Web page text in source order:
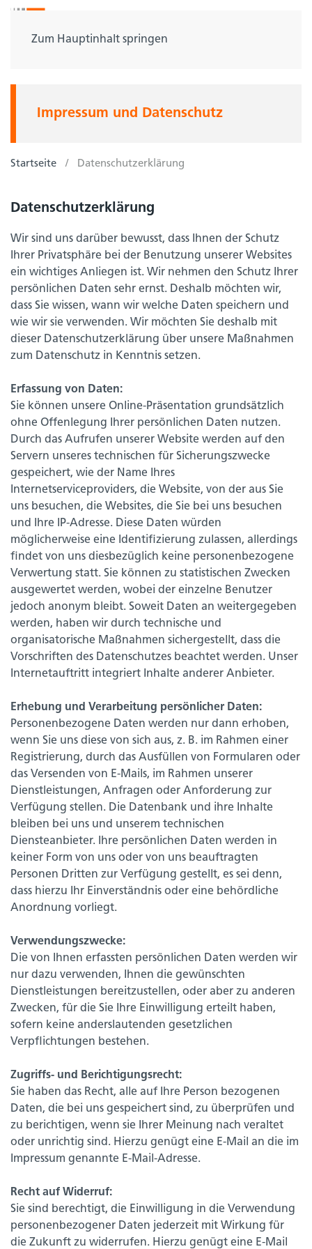
Zum Hauptinhalt springen
Impressum und Datenschutz
Startseite Datenschutzerklärung
Datenschutzerklärung
Wir sind uns darüber bewusst, dass Ihnen der Schutz
Ihrer Privatsphäre bei der Benutzung unserer Websites
ein wichtiges Anliegen ist. Wir nehmen den Schutz Ihrer
persönlichen Daten sehr ernst. Deshalb möchten wir,
dass Sie wissen, wann wir welche Daten speichern und
wie wir sie verwenden. Wir möchten Sie deshalb mit
dieser Datenschutzerklärung über unsere Maßnahmen
zum Datenschutz in Kenntnis setzen.
Erfassung von Daten:
Sie können unsere Online-Präsentation grundsätzlich
ohne Offenlegung Ihrer persönlichen Daten nutzen.
Durch das Aufrufen unserer Website werden auf den
Servern unseres technischen für Sicherungszwecke
gespeichert, wie der Name Ihres
Internetserviceproviders, die Website, von der aus Sie
uns besuchen, die Websites, die Sie bei uns besuchen
und Ihre IP-Adresse. Diese Daten würden
möglicherweise eine Identifizierung zulassen, allerdings
findet von uns diesbezüglich keine personenbezogene
Verwertung statt. Sie können zu statistischen Zwecken
ausgewertet werden, wobei der einzelne Benutzer
jedoch anonym bleibt. Soweit Daten an weitergegeben
werden, haben wir durch technische und
organisatorische Maßnahmen sichergestellt, dass die
Vorschriften des Datenschutzes beachtet werden. Unser
Internetauftritt integriert Inhalte anderer Anbieter.
Erhebung und Verarbeitung persönlicher Daten:
Personenbezogene Daten werden nur dann erhoben,
wenn Sie uns diese von sich aus, z. B. im Rahmen einer
Registrierung, durch das Ausfüllen von Formularen oder
das Versenden von E-Mails, im Rahmen unserer
Dienstleistungen, Anfragen oder Anforderung zur
Verfügung stellen. Die Datenbank und ihre Inhalte
bleiben bei uns und unserem technischen
Diensteanbieter. Ihre persönlichen Daten werden in
keiner Form von uns oder von uns beauftragten
Personen Dritten zur Verfügung gestellt, es sei denn,
dass hierzu Ihr Einverständnis oder eine behördliche
Anordnung vorliegt.
Verwendungszwecke:
Die von Ihnen erfassten persönlichen Daten werden wir
nur dazu verwenden, Ihnen die gewünschten
Dienstleistungen bereitzustellen, oder aber zu anderen
Zwecken, für die Sie Ihre Einwilligung erteilt haben,
sofern keine anderslautenden gesetzlichen
Verpflichtungen bestehen.
Zugriffs- und Berichtigungsrecht:
Sie haben das Recht, alle auf Ihre Person bezogenen
Daten, die bei uns gespeichert sind, zu überprüfen und
zu berichtigen, wenn sie Ihrer Meinung nach veraltet
oder unrichtig sind. Hierzu genügt eine E-Mail an die im
Impressum genannte E-Mail-Adresse.
Recht auf Widerruf:
Sie sind berechtigt, die Einwilligung in die Verwendung
personenbezogener Daten jederzeit mit Wirkung für
die Zukunft zu widerrufen. Hierzu genügt eine E-Mail